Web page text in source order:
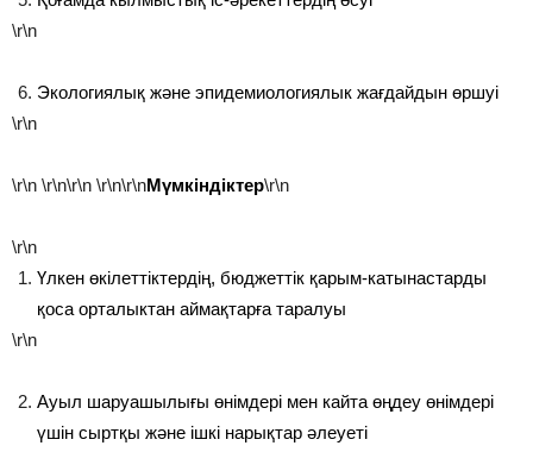
\r\n
Экологиялық және эпидемиологиялык жағдайдын өршуі
\r\n
\r\n \r\n\r\n \r\n\r\nМүмкіндіктер\r\n
\r\n
Үлкен өкілеттіктердің, бюджеттік қарым-катынастарды
қоса орталыктан аймақтарға таралуы
\r\n
Ауыл шаруашылығы өнімдері мен кайта өңдеу өнімдері
үшін сыртқы және ішкі нарықтар әлеуеті